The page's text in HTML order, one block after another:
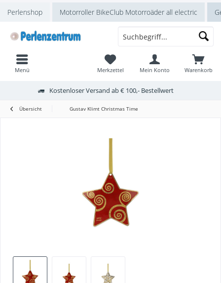
Perlenshop Motorroller BikeClub Motorroäder all electric
Kostenloser Versand ab € 100,- Bestellwert
Warenkorb
Merkzettel Mein Konto
Menü
Übersicht Gustav Klimt Christmas Time